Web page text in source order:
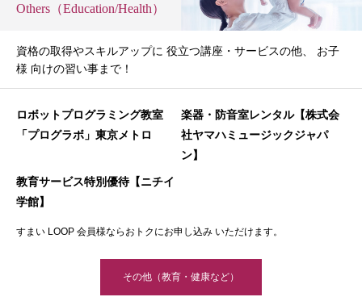
Others（Education/Health）
資格の取得やスキルアップに 役立つ講座・サービスの他、 お子
様 向けの習い事まで！
ロボットプログラミング教室
「プログラボ」東京メトロ
楽器・防音室レンタル【株式会
社ヤマハミュージックジャパ
ン】
教育サービス特別優待【ニチイ
学館】
すまい LOOP 会員様ならおトクにお申し込み いただけます。
その他（教育・健康など）